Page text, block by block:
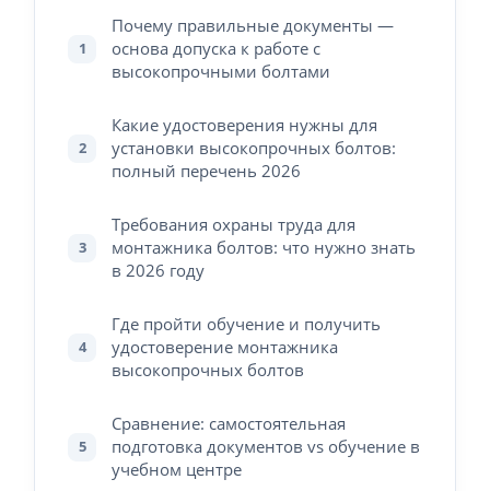
1
Почему правильные документы —
основа допуска к работе с
высокопрочными болтами
2
Какие удостоверения нужны для
установки высокопрочных болтов:
полный перечень 2026
3
Требования охраны труда для
монтажника болтов: что нужно знать
в 2026 году
4
Где пройти обучение и получить
удостоверение монтажника
высокопрочных болтов
5
Сравнение: самостоятельная
подготовка документов vs обучение в
учебном центре